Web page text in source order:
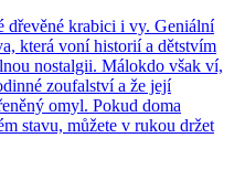
dřevěné krabici i vy. Geniální
která voní historií a dětstvím
nostalgii. Málokdo však ví,
zoufalství a že její
omyl. Pokud doma
stavu, můžete v rukou držet